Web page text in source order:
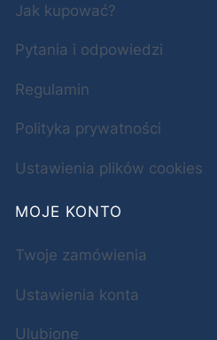
Jak kupować?
Pytania i odpowiedzi
Regulamin
Polityka prywatności
Ustawienia plików cookies
MOJE KONTO
Twoje zamówienia
Ustawienia konta
Ulubione